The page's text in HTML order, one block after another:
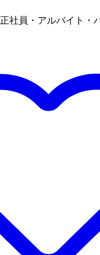
正社員・アルバイト・